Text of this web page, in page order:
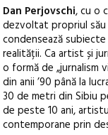
Dan Perjovschi, cu o
dezvoltat propriul său
condensează
realității. Ca artist și
o formă de „jurnalism
din anii ’90 până la
30 de metri din Sibiu
de peste 10 ani,
contemporane prin